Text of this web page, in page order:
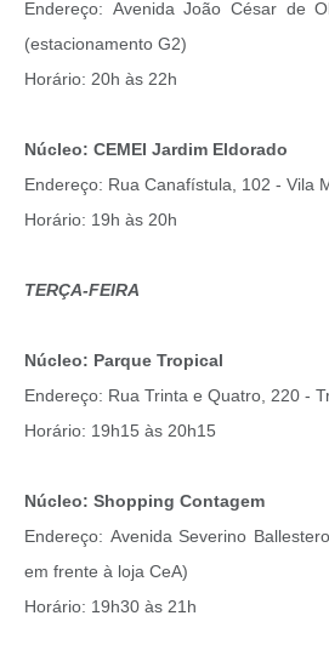
Endereço: Avenida João César de
(estacionamento G2)
Horário: 20h às 22h
Núcleo: CEMEI Jardim Eldorado
Endereço: Rua Canafístula, 102 - Vila
Horário: 19h às 20h
TERÇA-FEIRA
Núcleo: Parque Tropical
Endereço: Rua Trinta e Quatro, 220 -
Horário: 19h15 às 20h15
Núcleo: Shopping Contagem
Endereço: Avenida Severino
em frente à loja CeA)
Horário: 19h30 às 21h